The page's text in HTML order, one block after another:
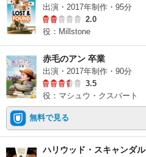
出演・2017年制作・95分
2.0
役：Millstone
赤毛のアン 卒業
出演・2017年制作・90分
3.5
役：マシュウ・クスバート
無料で見る
ハリウッド・スキャンダル